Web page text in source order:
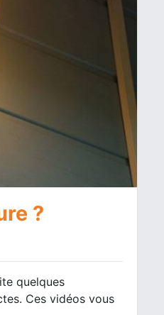
?
quelques
Ces vidéos vous